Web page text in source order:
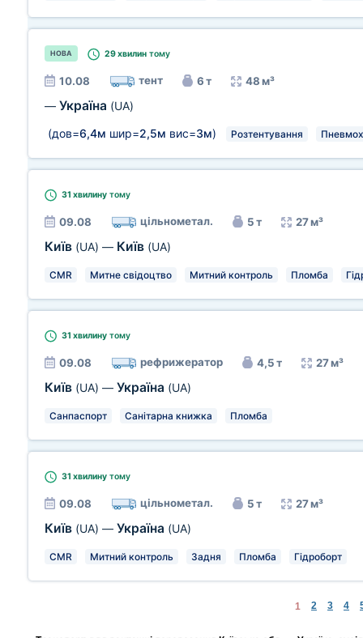
НОВА 29 хвилин тому
10.08 тент 6 т 48 м³
— Україна (UA)
(дов=6,4м шир=2,5м вис=3м) Розтентування
31 хвилину тому
09.08 цільнометал. 5 т 27 м³
Київ (UA) — Київ (UA)
CMR Митне свідоцтво Митний контроль Пломба
31 хвилину тому
09.08 рефрижератор 4,5 т 27 м³
Київ (UA) — Україна (UA)
Санпаспорт Санітарна книжка Пломба
31 хвилину тому
09.08 цільнометал. 5 т 27 м³
Київ (UA) — Україна (UA)
CMR Митний контроль Задня Пломба Гідроборт
1 2 3 4